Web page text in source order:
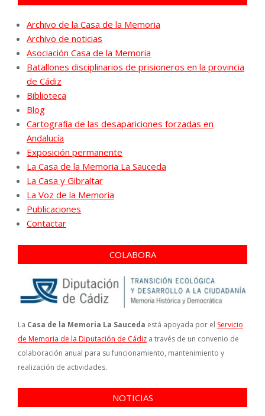
Archivo de la Casa de la Memoria
Archivo de noticias
Asociación Casa de la Memoria
Batallones disciplinarios de prisioneros en la provincia
de Cádiz
Biblioteca
Blog
Cartografía de las desapariciones forzadas en
Andalucía
Exposición permanente
La Casa de la Memoria La Sauceda
La Casa y Gibraltar
La Voz de la Memoria
Publicaciones
Contactar
COLABORA
La Casa de la Memoria La Sauceda está apoyada por el Servicio
de Memoria de la Diputación de Cádiz a través de un convenio de
colaboración anual para su funcionamiento, mantenimiento y
realización de actividades.
NOTICIAS